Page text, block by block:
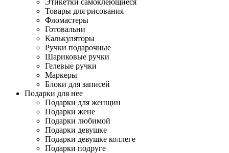
Этикетки самоклеющиеся
Товары для рисования
Фломастеры
Готовальни
Калькуляторы
Ручки подарочные
Шариковые ручки
Гелевые ручки
Маркеры
Блоки для записей
Подарки для нее
Подарки для женщин
Подарки жене
Подарки любимой
Подарки девушке
Подарки девушке коллеге
Подарки подруге